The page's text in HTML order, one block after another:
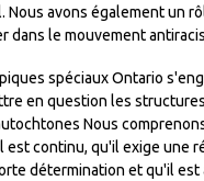
Nous avons également un
dans le mouvement
spéciaux Ontario
en question les
Nous
est continu, qu'il exige une
détermination et qu'il est